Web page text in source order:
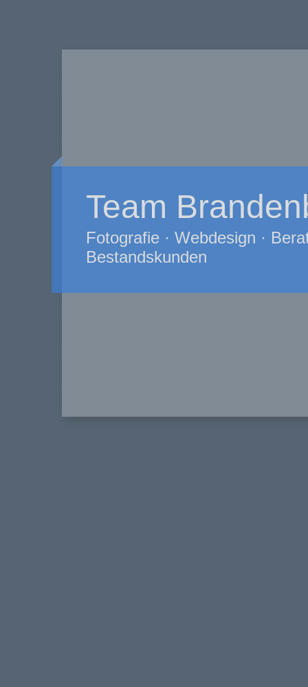
Team
Fotografie · Webdesign ·
Bestandskunden